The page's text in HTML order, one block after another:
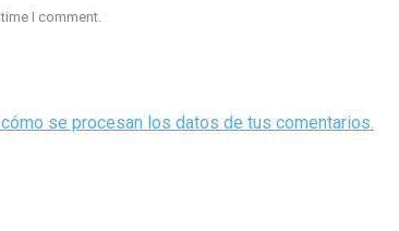
I comment.
se procesan los datos de tus comentarios.